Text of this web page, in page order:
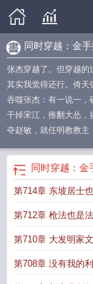
同时穿越：金
张杰穿越了。但穿越的
其实我觉得还行。倚天
吞噬张杰：有一说一
干掉宋江，推翻大怂，
夺赵敏，就任明教教主
同时穿越：金
第714章 东坡居士
第712章 枪法也是
第710章 大发明家
第708章 没有我的